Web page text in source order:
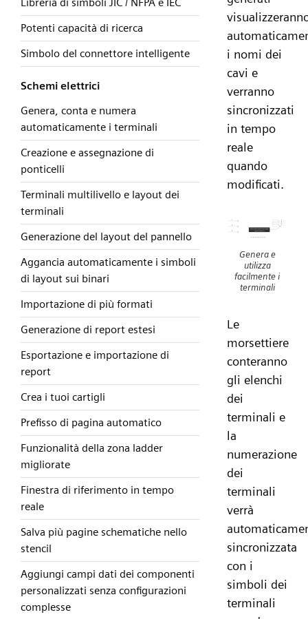
Potenti capacità di ricerca
Simbolo del connettore intelligente
Schemi elettrici
Genera, conta e numera
automaticamente i terminali
Creazione e assegnazione di
ponticelli
Terminali multilivello e layout dei
terminali
Generazione del layout del pannello
Aggancia automaticamente i simboli
di layout sui binari
Importazione di più formati
Generazione di report estesi
Esportazione e importazione di
report
Crea i tuoi cartigli
Prefisso di pagina automatico
Funzionalità della zona ladder
migliorate
Finestra di riferimento in tempo
reale
Salva più pagine schematiche nello
stencil
Aggiungi campi dati dei componenti
personalizzati senza configurazioni
complesse
i nomi dei
cavi e
verranno
sincronizzati
in tempo
reale
quando
modificati.
Genera e
utilizza
facilmente i
terminali
Le
morsettiere
conteranno
gli elenchi
dei
terminali e
la
numerazione
dei
terminali
verrà
sincronizzata
con i
simboli dei
terminali